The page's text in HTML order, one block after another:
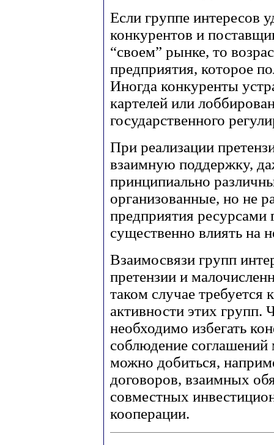
Если группе интересов
конкурентов и
“своем” рынке, то
предприятия, которое
Иногда конкуренты
картелей или
государственного
При реализации
взаимную поддержку,
принципиально
организованные, но не
предприятия ресурсами
существенно влиять на
Взаимосвязи групп
претензии и
таком случае требуется
активности этих групп.
необходимо избегать
соблюдение
можно добиться,
договоров, взаимных
совместных
кооперации.